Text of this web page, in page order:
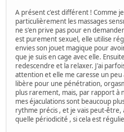
A présent c'est différent ! Comme
particulièrement les massages
ne s'en prive pas pour en
est purement sexuel, elle utilise
envies son jouet magique pour
que je suis en cage avec elle.
redescendre et la relaxer. J'ai
attention et elle me caresse un peu
libère pour une pénétration,
plus rarement, mais, par rapport à
mes éjaculations sont beaucoup
rythme précis , et je vais peut-être,
quelle périodicité , si cela est